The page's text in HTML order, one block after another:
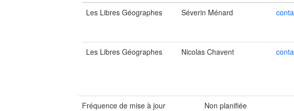
Les Libres Géographes
Séverin Ménard
Les Libres Géographes
Nicolas Chavent
Fréquence de mise à jour
Non planifiée